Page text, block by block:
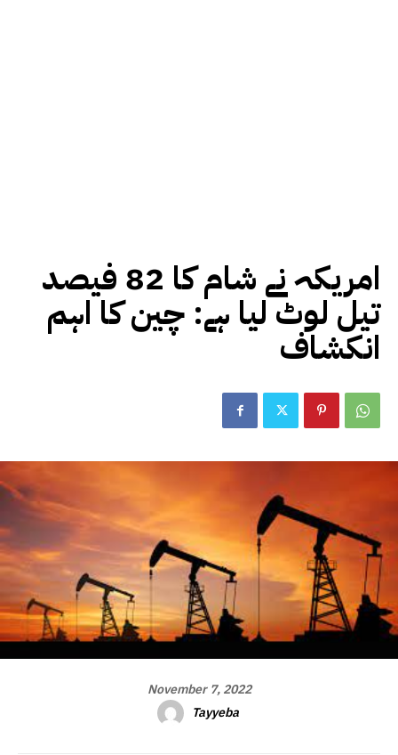
امریکہ نے شام کا 82 فیصد
تیل لوٹ لیا ہے: چین کا اہم
انکشاف
November 7, 2022
Tayyeba